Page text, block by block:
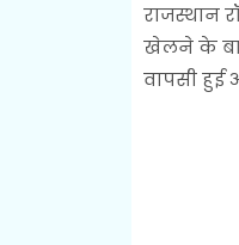
राजस्थान
खेलने के
वापसी हुई